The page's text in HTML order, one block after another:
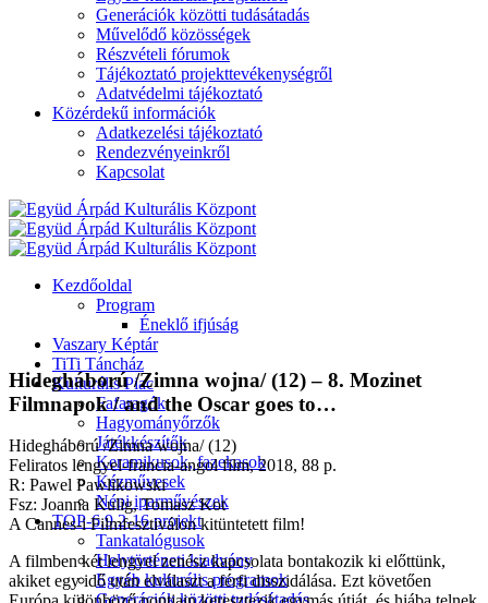
Generációk közötti tudásátadás
Művelődő közösségek
Részvételi fórumok
Tájékoztató projekttevékenységről
Adatvédelmi tájékoztató
Közérdekű információk
Adatkezelési tájékoztató
Rendezvényeinkről
Kapcsolat
Kezdőoldal
Program
Éneklő ifjúság
Vaszary Képtár
TiTi Táncház
Kulturális Piac
Fafaragók
Hagyományőrzők
Játékkészítők
Keramikusok, fazekasok
Kézművesek
Népi iparművészek
TOP-6.9.2-16 projekt
Tankatalógusok
Helytörténeti kiadvány
Egyéb kulturális programok
Generációk közötti tudásátadás
Hidegháború /Zimna wojna/ (12) – 8. Mozinet
Filmnapok / and the Oscar goes to…
Hidegháború /Zimna wojna/ (12)
Feliratos lengyel-francia-angol film, 2018, 88 p.
R: Pawel Pawlikowski
Fsz: Joanna Kulig, Tomasz Kot
A Cannes-i Filmfesztiválon kitüntetett film!
A filmben két lengyel zenész kapcsolata bontakozik ki előttünk,
akiket egy idő után elválaszt a férfi disszidálása. Ezt követően